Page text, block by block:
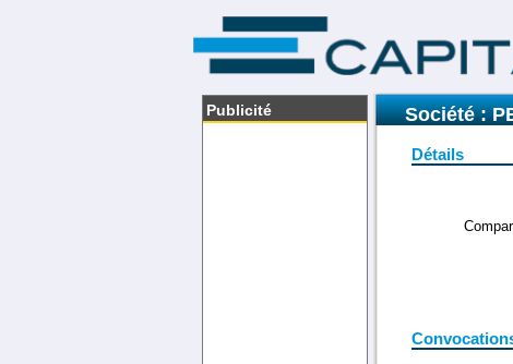
Publicité Société :
Détails